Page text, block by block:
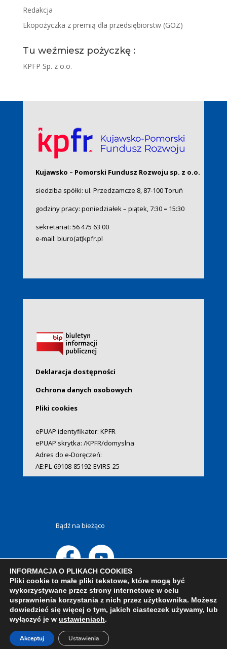
Redakcja
Ekopożyczka z premią dla przedsiębiorstw (GOZ)
Tu weźmiesz pożyczkę :
KPFP Sp. z o.o.
Kujawsko – Pomorski Fundusz Rozwoju sp. z o.o.
siedziba spółki: ul. Przedzamcze 8, 87-100 Toruń
godziny pracy: poniedziałek – piątek, 7:30– 15:30
sekretariat: 56 475 63 00
e-mail: biuro(at)kpfr.pl
Deklaracja dostępności
Ochrona danych osobowych
Pliki cookies
ePUAP identyfikator: KPFR
ePUAP skrytka: /KPFR/domyslna
Adres do e-Doręczeń:
AE:PL-69108-85192-EVIRS-25
Bądź na bieżąco
INFORMACJA O PLIKACH COOKIES
Pliki cookie to małe pliki tekstowe, które mogą być
wykorzystywane przez strony internetowe w celu
usprawnienia korzystania z nich przez użytkownika. Możesz
dowiedzieć się więcej o tym, jakich ciasteczek używamy, lub
wyłączyć je w ustawieniach.
Akceptuj Ustawienia